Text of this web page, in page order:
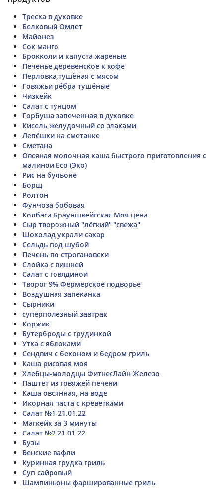
Треска в духовке
Белковый Омлет
Майонез
Сок манго
Брокколи и капуста жареные
Печенье деревенское к кофе
Перловка,тушёная с мясом
Говяжьи рёбра тушёные
Чизкейк
Салат с тунцом
Горбуша запеченная в духовке
Кисель желудочный со злаками
Лепёшки на сметанке
Cметана
Овсяная молочная каша быстрого приготовления с
малиной Eco (Эко)
Рис на бульоне
Борщ
Ролтон
Фунчоза бобовая
Колбаса Брауншвейгская Моя цена
Сыр творожный "лёгкий" "свежа"
Шоколад украли сахар
Сельдь под шубой
Печень по строгановски
Слойка с вишней
Салат с говядиной
Творог 9% Фермерское подворье
Воздушная запеканка
Сырники
суперполезный завтрак
Коржик
Бутерброды с грудинкой
Утка с яблоками
Сендвич с беконом и бедром гриль
Каша рисовая моя
Хлебцы-молодцы ФитнесЛайн Железо
Паштет из говяжей печени
Каша овсянная, на воде
Икорная паста с креветками
Салат №1-21.01.22
Магкейк за 3 минуты
Салат №2 21.01.22
Бузы
Венские вафли
Куринная грудка гриль
Суп сайровый
Шампиньоны фаршированные гриль